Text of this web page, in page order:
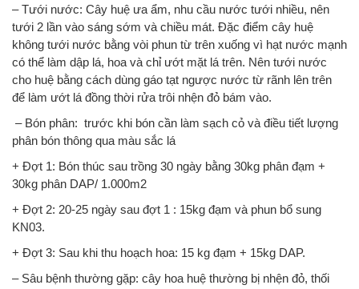
– Tưới nước: Cây huệ ưa ẩm, nhu cầu nước tưới nhiều, nên
tưới 2 lần vào sáng sớm và chiều mát. Đặc điểm cây huệ
không tưới nước bằng vòi phun từ trên xuống vì hạt nước mạnh
có thể làm dập lá, hoa và chỉ ướt mặt lá trên. Nên tưới nước
cho huệ bằng cách dùng gáo tạt ngược nước từ rãnh lên trên
để làm ướt lá đồng thời rửa trôi nhện đỏ bám vào.
– Bón phân: trước khi bón cần làm sạch cỏ và điều tiết lượng
phân bón thông qua màu sắc lá
+ Đợt 1: Bón thúc sau trồng 30 ngày bằng 30kg phân đạm +
30kg phân DAP/ 1.000m2
+ Đợt 2: 20-25 ngày sau đợt 1 : 15kg đạm và phun bổ sung
KN03.
+ Đợt 3: Sau khi thu hoạch hoa: 15 kg đạm + 15kg DAP.
– Sâu bệnh thường gặp: cây hoa huệ thường bị nhện đỏ, thối